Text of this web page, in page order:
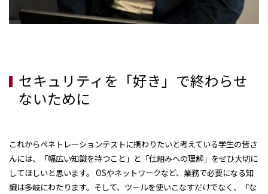
セキュリティを「好き」で終わらせ
ないために
これからペネトレーションテストに携わりたいと考えている学生の皆さ
んには、「幅広い知識を持つこと」と「仕組みへの理解」をぜひ大切に
してほしいと思います。 OSやネットワークなど、業務で必要になる知
識は多岐にわたります。そして、ツールを使いこなすだけでなく、「な